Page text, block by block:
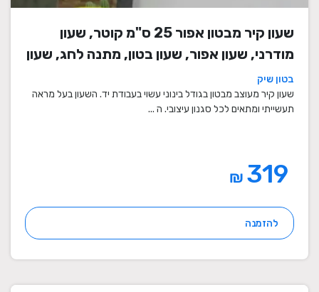
שעון קיר מבטון אפור 25 ס"מ קוטר, שעון
מודרני, שעון אפור, שעון בטון, מתנה לחג, שעון
מעוצב, שעון מיוחד, שעון תעשייתי, שעון לסלון,
שעון קיר
בטון שיק
שעון קיר מעוצב מבטון בגודל בינוני עשוי בעבודת יד. השעון בעל מראה
תעשייתי ומתאים לכל סגנון עיצובי. ה ...
₪
להזמנה